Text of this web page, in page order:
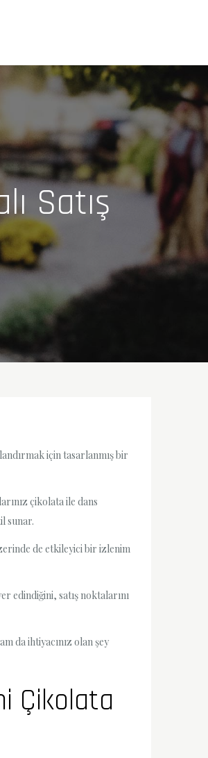
Satış
için tasarlanmış bir
çikolata ile dans
sunar.
de etkileyici bir izlenim
edindiğini, satış noktalarını
da ihtiyacınız olan şey
Çikolata